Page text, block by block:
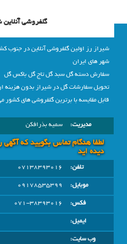
گلفروشی آنلاین
شیراز رز اولین گلفروشی آنلاین در جنوب
شهر های ایران
سفارش دسته گل سبد گل تاج گل باکس گل
تحویل سفارشات گل در شیراز بدون هزینه
قابل مقایسه با برترین گلفروشی های کشور
مدیریت: سمیه بذرافکن
لطفا هنگام تماس بگویید که
دیده اید
تلفن:
07138393016
موبایل:
09178535399
فکس:
071-38393016
ایمیل:
وب سایت: